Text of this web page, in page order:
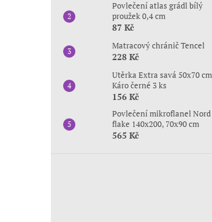
Povlečení atlas grádl bílý
proužek 0,4 cm
87 Kč
Matracový chránič Tencel
228 Kč
Utěrka Extra savá 50x70 cm
Káro černé 3 ks
156 Kč
Povlečení mikroflanel Nord
flake 140x200, 70x90 cm
565 Kč